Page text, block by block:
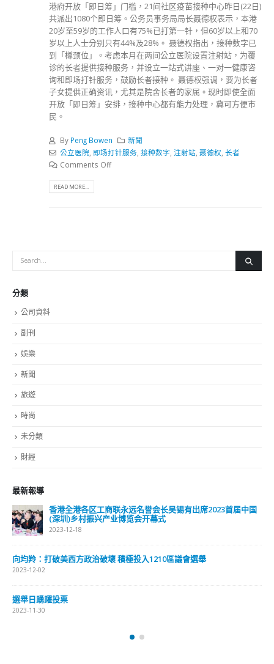
港府开放「即日筹」门槛，21间社区疫苗接种中心昨日(22日)
共派出1080个即日筹。公务员事务局局长聂德权表示，本港
20岁至59岁的工作人口有75%已打第一针，但60岁以上和70
岁以上人士分别只有44%及28%。 聂德权指出，接种数字已
到「樽颈位」。考虑本月在两间公立医院设置注射站，为覆
诊的长者提供接种服务，并设立一站式讲座、一对一健康咨
询和即场打针服务，鼓励长者接种。 聂德权强调，要为长者
子女提供正确资讯，尤其是院舍长者的家属。现时即使全面
开放「即日筹」安排，接种中心都有能力处理，冀可方便市
民。
By Peng Bowen
新聞
公立医院, 即场打针服务 接种数字 注射站, 聂德权 长者
Comments Off
READ MORE...
分類
公司資料
副刊
娛樂
新聞
旅遊
時尚
未分類
財經
最新報導
香港全港各区工商联永远名誉会长吴锡有出席2023首届中国
(深圳)乡村振兴产业博览会开幕式
2023-12-18
向均羚：打破美西方政治破壞 積極投入1210區議會選舉
2023-12-02
選舉日踴躍投票
2023-11-30